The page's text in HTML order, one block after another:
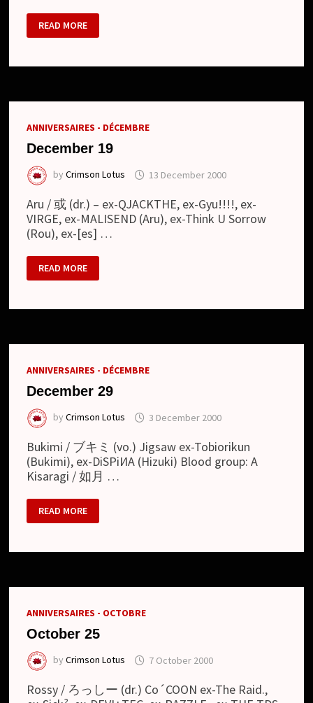
JIGSAW
–
NOUVEAU
“HASAMI”
DU
READ MORE
ANNIVERSAIRES - DÉCEMBRE
December 19
byCrimson Lotus 13 December 2000
Aru / 或 (dr.) – ex-QJACKTHE, ex-Gyu!!!!, ex-
VIRGE, ex-MALISEND (Aru), ex-Think U Sorrow
(Rou), ex-[es] …
DECEMBER
19
READ MORE
ANNIVERSAIRES - DÉCEMBRE
December 29
byCrimson Lotus 3 December 2000
Bukimi / ブキミ (vo.) Jigsaw ex-Tobiorikun
(Bukimi), ex-DiSPiИA (Hizuki) Blood group: A
Kisaragi / 如月 …
DECEMBER
29
READ MORE
ANNIVERSAIRES - OCTOBRE
October 25
byCrimson Lotus 7 October 2000
Rossy / ろっしー (dr.) Co´COON ex-The Raid.,